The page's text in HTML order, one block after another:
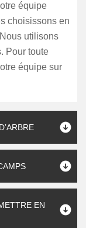
équipe
choisissons en
utilisons
Pour toute
équipe sur
EN